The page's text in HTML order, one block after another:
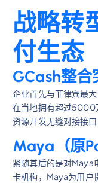
战略转
付生态
GCash整合
企业首先与菲律宾最
在当地拥有超过5000
资源开发无缝对接接
Maya（原
紧随其后的是对Maya
卡机构，Maya为用户